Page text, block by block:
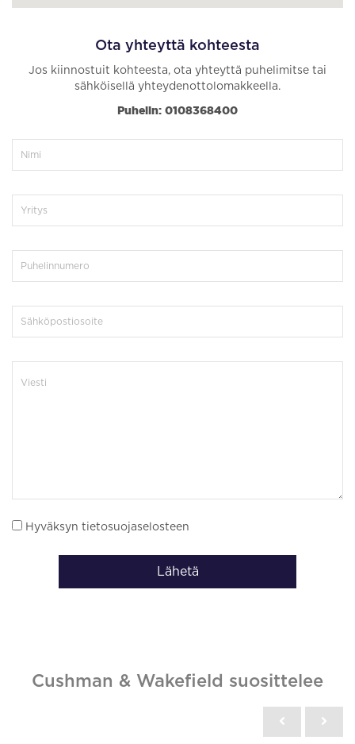
Ota yhteyttä kohteesta
Jos kiinnostuit kohteesta, ota yhteyttä puhelimitse tai
sähköisellä yhteydenottolomakkeella.
Puhelin: 0108368400
Hyväksyn tietosuojaselosteen
Lähetä
Cushman & Wakefield suosittelee